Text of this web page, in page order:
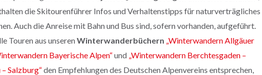
die Skitourenführer Infos und Verhaltenstipps für naturverträgliches
Auch die Anreise mit Bahn und Bus sind, sofern vorhanden, aufgeführt.
Touren aus unserenWinterwanderbüchern „Winterwandern Allgäuer
Bayerische Alpen“und „Winterwandern Berchtesgaden –
Salzburg“den Empfehlungen des Deutschen Alpenvereins entsprechen,